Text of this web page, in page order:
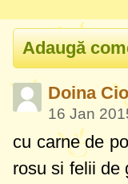
Doina
16 Jan
cu carne de
rosu si felii de